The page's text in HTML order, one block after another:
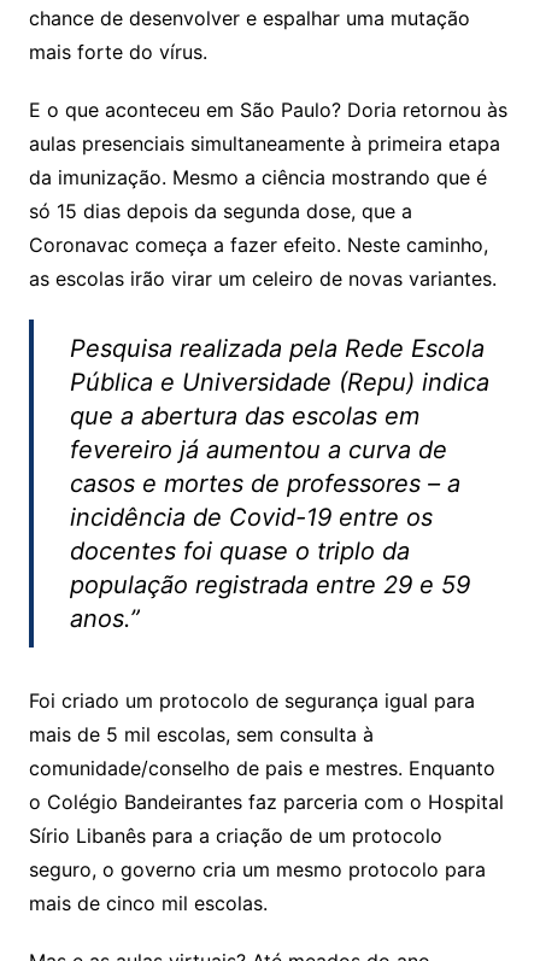
chance de desenvolver e espalhar uma mutação
mais forte do vírus.
E o que aconteceu em São Paulo? Doria retornou às
aulas presenciais simultaneamente à primeira etapa
da imunização. Mesmo a ciência mostrando que é
só 15 dias depois da segunda dose, que a
Coronavac começa a fazer efeito. Neste caminho,
as escolas irão virar um celeiro de novas variantes.
Pesquisa realizada pela Rede Escola
Pública e Universidade (Repu) indica
que a abertura das escolas em
fevereiro já aumentou a curva de
casos e mortes de professores – a
incidência de Covid-19 entre os
docentes foi quase o triplo da
população registrada entre 29 e 59
anos.”
Foi criado um protocolo de segurança igual para
mais de 5 mil escolas, sem consulta à
comunidade/conselho de pais e mestres. Enquanto
o Colégio Bandeirantes faz parceria com o Hospital
Sírio Libanês para a criação de um protocolo
seguro, o governo cria um mesmo protocolo para
mais de cinco mil escolas.